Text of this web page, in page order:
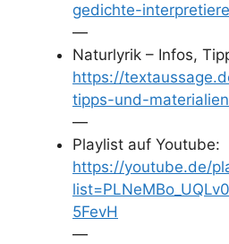
gedichte-
—
Naturlyrik – Infos,
https://
tipps-und-
—
Playlist auf Youtube:
https://youtube.de/
5FevH
—